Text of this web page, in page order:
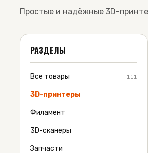
Простые и надёжные 3D-
РАЗДЕЛЫ
Все товары 111
3D-принтеры
Филамент
3D-сканеры
Запчасти